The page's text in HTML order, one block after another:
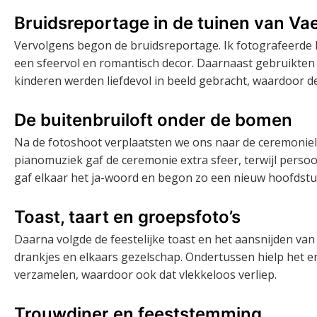
Bruidsreportage in de tuinen van
Vervolgens begon de bruidsreportage. Ik
een sfeervol en romantisch decor. Daarnaast
kinderen werden liefdevol in beeld gebracht, waardoor
De buitenbruiloft onder de bomen
Na de fotoshoot verplaatsten we ons naar de
pianomuziek gaf de ceremonie extra sfeer, terwijl
gaf elkaar het ja-woord en begon zo een nieuw
Toast, taart en groepsfoto’s
Daarna volgde de feestelijke toast en het aansnijden
drankjes en elkaars gezelschap. Ondertussen hielp het
verzamelen, waardoor ook dat vlekkeloos verliep.